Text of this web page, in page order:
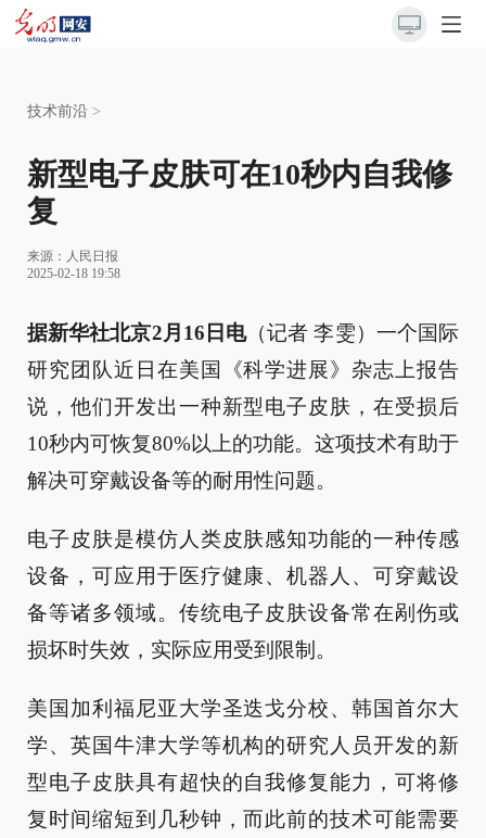
技术前沿 >
新型电子皮肤可在10秒内自我修
复
来源： 人民日报
2025-02-18 19:58
据新华社北京2月16日电（记者 李雯）一个国际
研究团队近日在美国《科学进展》杂志上报告
说，他们开发出一种新型电子皮肤，在受损后
10秒内可恢复80%以上的功能。这项技术有助于
解决可穿戴设备等的耐用性问题。
电子皮肤是模仿人类皮肤感知功能的一种传感
设备，可应用于医疗健康、机器人、可穿戴设
备等诸多领域。传统电子皮肤设备常在剐伤或
损坏时失效，实际应用受到限制。
美国加利福尼亚大学圣迭戈分校、韩国首尔大
学、英国牛津大学等机构的研究人员开发的新
型电子皮肤具有超快的自我修复能力，可将修
复时间缩短到几秒钟，而此前的技术可能需要